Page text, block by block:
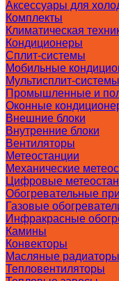
Аксессуары для
Комплекты
Климатическая
Кондиционеры
Сплит-системы
Мобильные
Мультисплит-системы
Промышленные и
Оконные
Внешние блоки
Внутренние блоки
Вентиляторы
Метеостанции
Механические
Цифровые
Обогревательные
Газовые
Инфракрасные
Камины
Конвекторы
Масляные радиаторы
Тепловентиляторы